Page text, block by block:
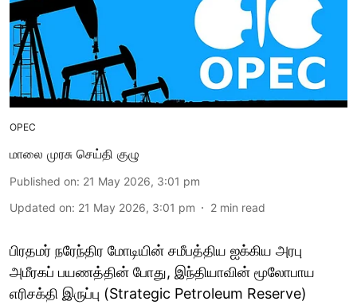
OPEC
மாலை முரசு செய்தி குழு
Published on: 21 May 2026, 3:01 pm
Updated on: 21 May 2026, 3:01 pm 2 min read
பிரதமர் நரேந்திர மோடியின் சமீபத்திய ஐக்கிய அரபு
அமீரகப் பயணத்தின் போது, இந்தியாவின் மூலோபாய
எரிசக்தி இருப்பு (Strategic Petroleum Reserve)